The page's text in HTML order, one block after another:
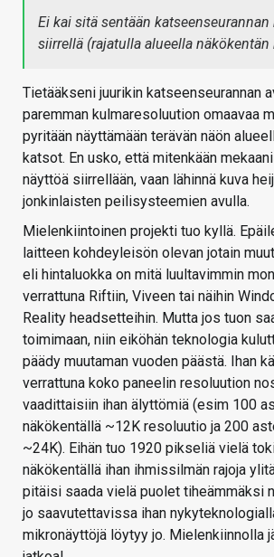
Ei kai sitä sentään
siirrellä (rajatulla alueella näkökentän
Tietääkseni juurikin katseenseurannan
paremman kulmaresoluution omaavaa
pyritään näyttämään terävän näön
katsot. En usko, että mitenkään
näyttöä siirrellään, vaan lähinnä kuva
jonkinlaisten peilisysteemien avulla.
Mielenkiintoinen projekti tuo kyllä.
laitteen kohdeyleisön olevan jotain
eli hintaluokka on mitä luultavimmin
verrattuna Riftiin, Viveen tai näihin
Reality headsetteihin. Mutta jos tuon
toimimaan, niin eiköhän teknologia
päädy muutaman vuoden päästä. Ihan
verrattuna koko paneelin resoluution
vaadittaisiin ihan älyttömiä (esim 100
näkökentällä ~12K resoluutio ja 200
~24K). Eihän tuo 1920 pikseliä vielä
näkökentällä ihan ihmissilmän rajoja
pitäisi saada vielä puolet tiheämmäksi
jo saavutettavissa ihan
mikronäyttöjä löytyy jo. Mielenkiinnolla